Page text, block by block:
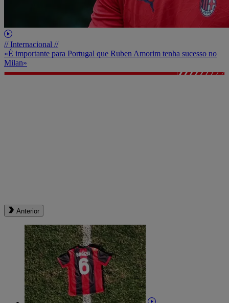
// Internacional //
«É importante para Portugal que Ruben Amorim tenha sucesso no
Milan»
Anterior